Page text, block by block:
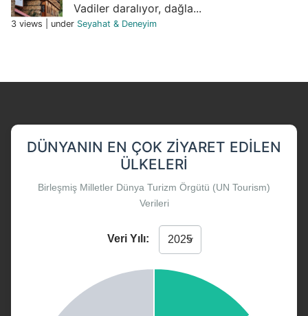
Vadiler daralıyor, dağla...
3 views under Seyahat & Deneyim
DÜNYANIN EN ÇOK ZIYARET EDILEN
ÜLKELERI
Birleşmiş Milletler Dünya Turizm Örgütü (UN Tourism)
Verileri
Veri Yılı: